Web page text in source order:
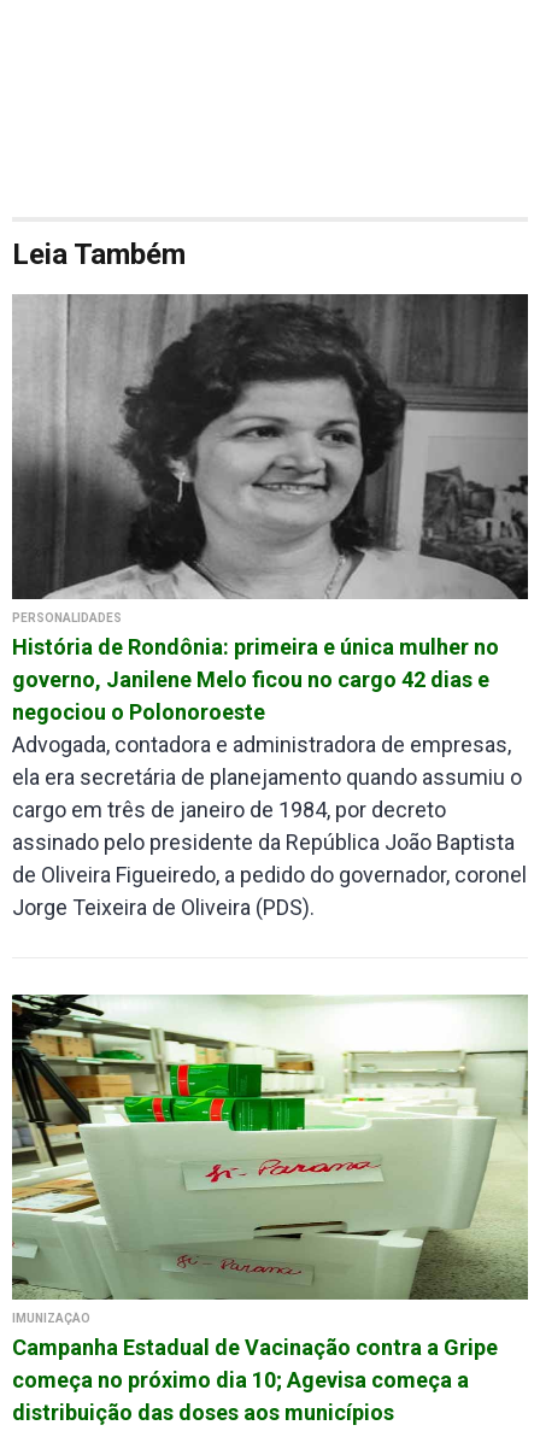
Leia Também
PERSONALIDADES
História de Rondônia: primeira e única mulher no
governo, Janilene Melo ficou no cargo 42 dias e
negociou o Polonoroeste
Advogada, contadora e administradora de empresas,
ela era secretária de planejamento quando assumiu o
cargo em três de janeiro de 1984, por decreto
assinado pelo presidente da República João Baptista
de Oliveira Figueiredo, a pedido do governador, coronel
Jorge Teixeira de Oliveira (PDS).
IMUNIZAÇÃO
Campanha Estadual de Vacinação contra a Gripe
começa no próximo dia 10; Agevisa começa a
distribuição das doses aos municípios